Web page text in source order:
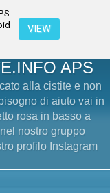
VIEW
APS
alla cistite e non
di aiuto vai in
rosa in basso a
nostro gruppo
profilo Instagram